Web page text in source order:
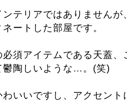
ンテリアではありませんが
ートした部屋です。
須アイテムである天蓋、
鬱陶しいような…。(笑)
いいですし、アクセント